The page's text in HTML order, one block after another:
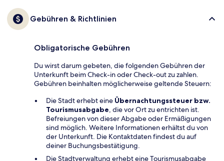
Gebühren & Richtlinien
Obligatorische Gebühren
Du wirst darum gebeten, die folgenden Gebühren der
Unterkunft beim Check-in oder Check-out zu zahlen.
Gebühren beinhalten möglicherweise geltende Steuern:
Die Stadt erhebt eine Übernachtungssteuer bzw.
Tourismusabgabe, die vor Ort zu entrichten ist.
Befreiungen von dieser Abgabe oder Ermäßigungen
sind möglich. Weitere Informationen erhältst du von
der Unterkunft. Die Kontaktdaten findest du auf
deiner Buchungsbestätigung.
Die Stadtverwaltung erhebt eine Tourismusabgabe